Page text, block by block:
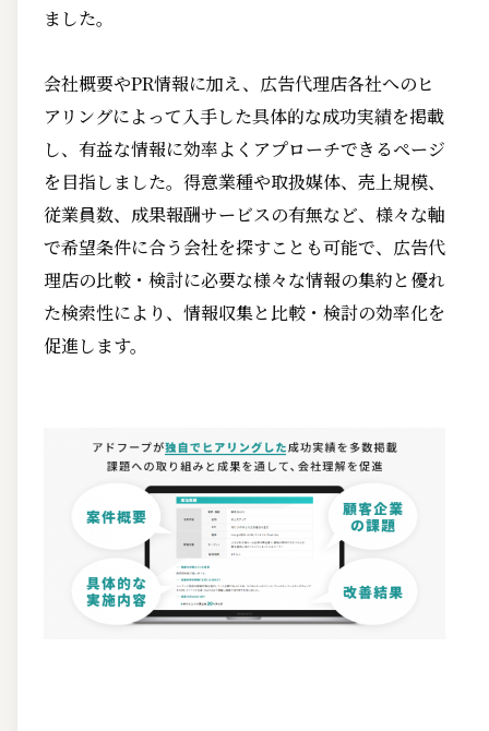
ました。
会社概要やPR情報に加え、広告代理店各社へのヒ
アリングによって入手した具体的な成功実績を掲載
し、有益な情報に効率よくアプローチできるページ
を目指しました。得意業種や取扱媒体、売上規模、
従業員数、成果報酬サービスの有無など、様々な軸
で希望条件に合う会社を探すことも可能で、広告代
理店の比較・検討に必要な様々な情報の集約と優れ
た検索性により、情報収集と比較・検討の効率化を
促進します。